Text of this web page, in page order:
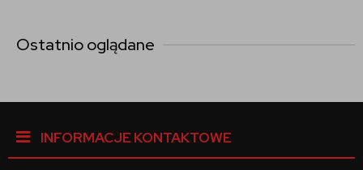
Ostatnio oglądane
INFORMACJE KONTAKTOWE